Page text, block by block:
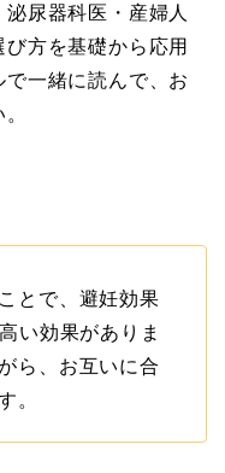
尿器科医・産婦人
方を基礎から応用
一緒に読んで、お
とで、避妊効果
い効果がありま
ら、お互いに合
。